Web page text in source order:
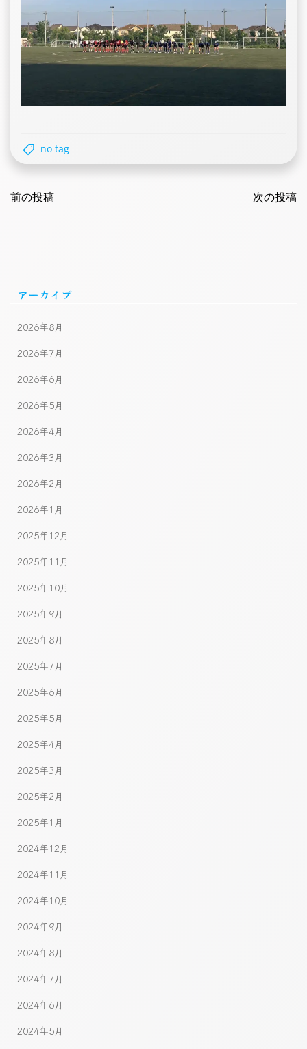
no tag
navigation
前の投稿 次の投稿
アーカイブ
2026年8月
2026年7月
2026年6月
2026年5月
2026年4月
2026年3月
2026年2月
2026年1月
2025年12月
2025年11月
2025年10月
2025年9月
2025年8月
2025年7月
2025年6月
2025年5月
2025年4月
2025年3月
2025年2月
2025年1月
2024年12月
2024年11月
2024年10月
2024年9月
2024年8月
2024年7月
2024年6月
2024年5月